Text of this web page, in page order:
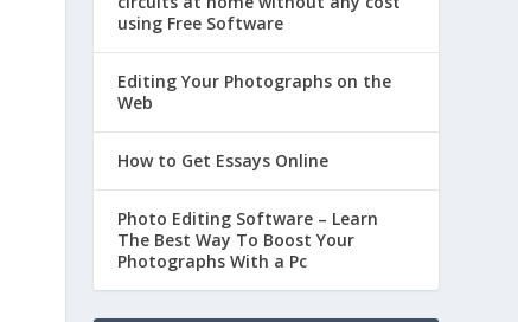
using Free Software
Editing Your Photographs on the
Web
How to Get Essays Online
Photo Editing Software – Learn
The Best Way To Boost Your
Photographs With a Pc